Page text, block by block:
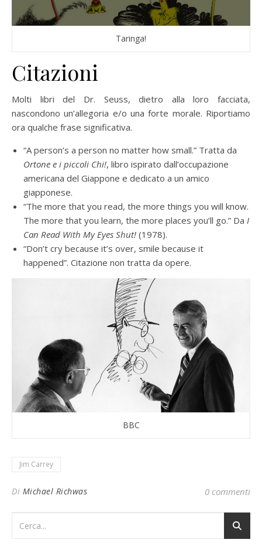
Taringa!
Citazioni
Molti libri del Dr. Seuss, dietro alla loro facciata,
nascondono un’allegoria e/o una forte morale. Riportiamo
ora qualche frase significativa.
“A person’s a person no matter how small.” Tratta da
Ortone e i piccoli Chi!, libro ispirato dall’occupazione
americana del Giappone e dedicato a un amico
giapponese.
“The more that you read, the more things you will know.
The more that you learn, the more places you’ll go.” Da I
Can Read With My Eyes Shut! (1978).
“Don’t cry because it’s over, smile because it
happened”. Citazione non tratta da opere.
BBC
Jim Carrey
Di Michael Richwas 0 commenti